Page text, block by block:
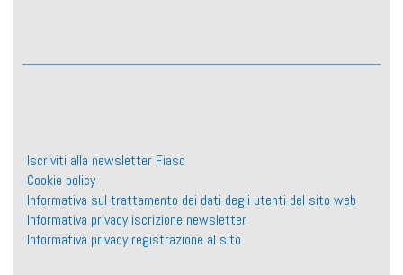
Iscriviti alla newsletter Fiaso
Cookie policy
Informativa sul trattamento dei dati degli utenti del sito web
Informativa privacy iscrizione newsletter
Informativa privacy registrazione al sito